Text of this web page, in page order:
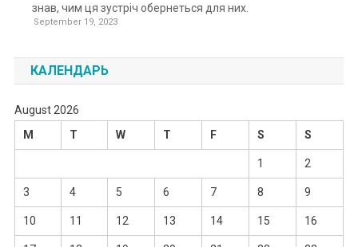
знав, чим ця зустріч обернеться для них.
September 19, 2023
КАЛЕНДАРЬ
August 2026
M
T W T F S S
1 2
3 4 5 6 7 8 9
10 11 12 13 14 15 16